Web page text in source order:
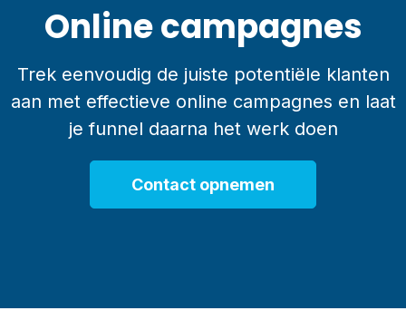
Online campagnes
Trek eenvoudig de juiste potentiële klanten
aan met effectieve online campagnes en laat
je funnel daarna het werk doen
Contact opnemen